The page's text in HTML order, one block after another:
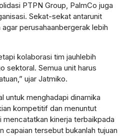
PTPN Group, PalmCo juga
. Sekat-sekat antarunit
agar perusahaanbergerak lebih
kolaborasi tim jauhlebih
sektoral. Semua unit harus
,” ujar Jatmiko.
untuk menghadapi dinamika
kompetitif dan menuntut
mencatatkan kinerja terbaikpada
capaian tersebut bukanlah tujuan